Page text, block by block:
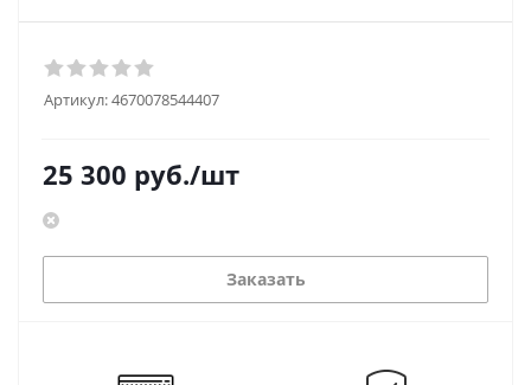
Артикул:4670078544407
25 300 руб./шт
Заказать